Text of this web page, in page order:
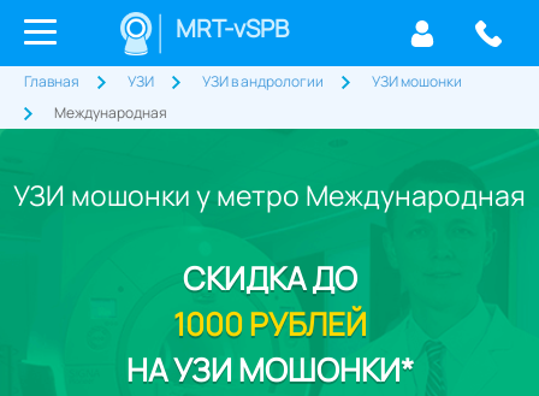
MRT-vSPB
Главная УЗИ УЗИ в андрологии
УЗИ мошонки
Международная
УЗИ мошонки у метро Международная
СКИДКАДО
1000 РУБЛЕЙ
НА УЗИ МОШОНКИ*